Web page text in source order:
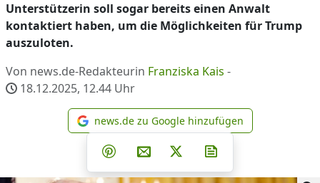
Unterstützerin soll sogar bereits einen Anwalt
kontaktiert haben, um die Möglichkeiten für Trump
auszuloten.
Von news.de-Redakteurin Franziska Kais -
18.12.2025, 12.44 Uhr
news.de zu Google
news.de zu Google hinzufügen
Teilen auf Facebook
Teilen auf Whatsapp
Teilen auf Telegram
Teilen auf Pinterest
Per E-Mail teilen
Post auf X